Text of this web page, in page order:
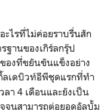
ะไรที่ไม่ค่อยราบรื่นสัก
ฐานของเกิร์ลกรุ๊ป
ของที่ขยันขันแข็งอย่าง
ลเดบิวท์อีพีชุดแรกที่ทำ
า 4 เดือนและยังเป็น
จนสามารถต่อยอดอัลบั้ม